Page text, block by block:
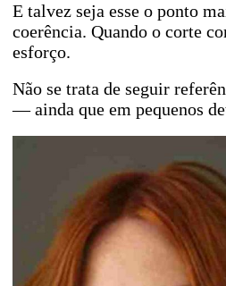
E talvez seja esse o ponto
coerência. Quando o corte
esforço.
Não se trata de seguir
— ainda que em pequenos